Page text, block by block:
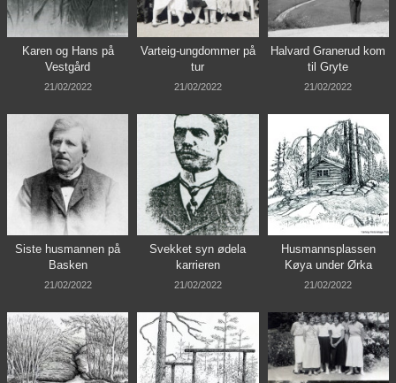
Karen og Hans på
Vestgård
21/02/2022
Varteig-ungdommer på
tur
21/02/2022
Halvard Granerud kom
til Gryte
21/02/2022
Siste husmannen på
Basken
21/02/2022
Svekket syn ødela
karrieren
21/02/2022
Husmannsplassen
Køya under Ørka
21/02/2022